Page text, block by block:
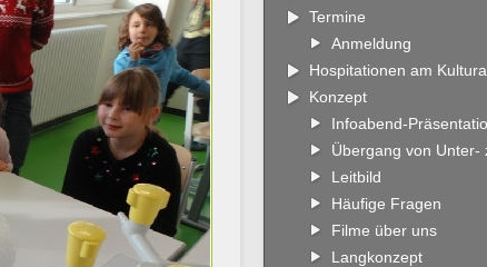
Termine
Anmeldung
Hospitationen am
Konzept
Infoabend-
Übergang von Unter-
Leitbild
Häufige Fragen
Filme über uns
Langkonzept